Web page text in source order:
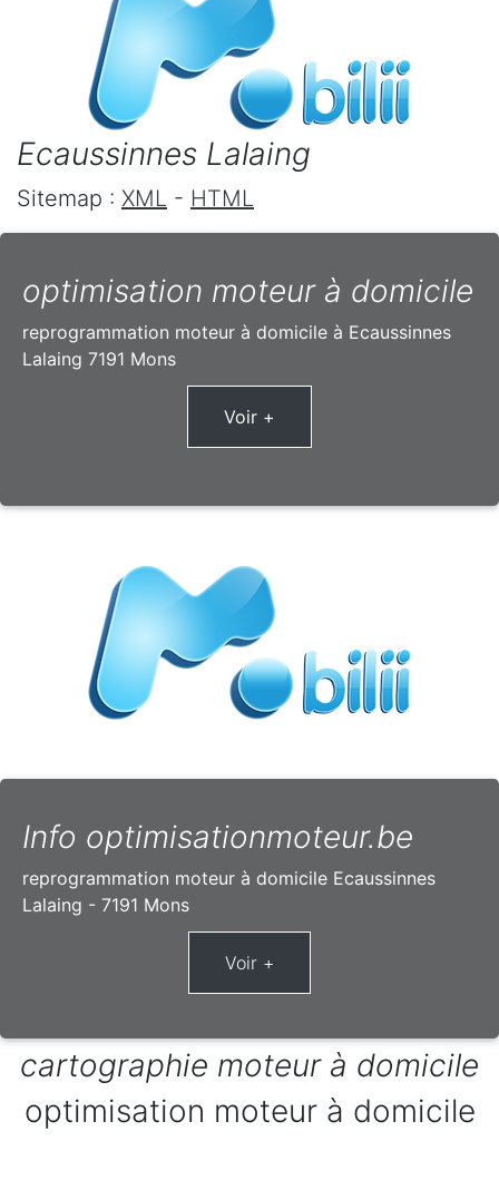
Ecaussinnes Lalaing
Sitemap : XML - HTML
optimisation moteur à domicile
reprogrammation moteur à domicile à Ecaussinnes
Lalaing 7191 Mons
Voir +
Info optimisationmoteur.be
reprogrammation moteur à domicile Ecaussinnes
Lalaing - 7191 Mons
cartographie moteur à domicile
optimisation moteur à domicile